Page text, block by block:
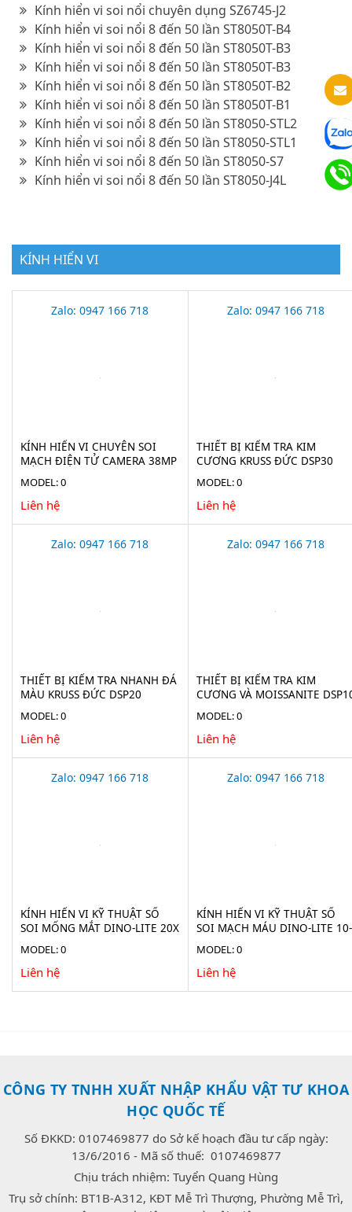
Kính hiển vi soi nổi chuyên dụng SZ6745-J2
Kính hiển vi soi nổi 8 đến 50 lần ST8050T-B4
Kính hiển vi soi nổi 8 đến 50 lần ST8050T-B3
Kính hiển vi soi nổi 8 đến 50 lần ST8050T-B3
Kính hiển vi soi nổi 8 đến 50 lần ST8050T-B2
Kính hiển vi soi nổi 8 đến 50 lần ST8050T-B1
Kính hiển vi soi nổi 8 đến 50 lần ST8050-STL2
Kính hiển vi soi nổi 8 đến 50 lần ST8050-STL1
Kính hiển vi soi nổi 8 đến 50 lần ST8050-S7
Kính hiển vi soi nổi 8 đến 50 lần ST8050-J4L
KÍNH HIỂN VI
Zalo: 0947 166 718
KÍNH HIỂN VI CHUYÊN SOI
MẠCH ĐIỆN TỬ CAMERA 38MP
MODEL: 0
Liên hệ
Zalo: 0947 166 718
THIẾT BỊ KIỂM TRA KIM
CƯƠNG KRUSS ĐỨC DSP30
MODEL: 0
Liên hệ
Zalo: 0947 166 718
THIẾT BỊ KIỂM TRA NHANH ĐÁ
MÀU KRUSS ĐỨC DSP20
MODEL: 0
Liên hệ
Zalo: 0947 166 718
THIẾT BỊ KIỂM TRA KIM
CƯƠNG VÀ MOISSANITE
MODEL: 0
Liên hệ
Zalo: 0947 166 718
KÍNH HIỂN VI KỸ THUẬT SỐ
SOI MỐNG MẮT DINO-LITE 20X
MODEL: 0
Liên hệ
Zalo: 0947 166 718
KÍNH HIỂN VI KỸ THUẬT SỐ
SOI MẠCH MÁU DINO-LITE 10-
MODEL: 0
Liên hệ
CÔNG TY TNHH XUẤT NHẬP KHẨU VẬT TƯ KHOA
HỌC QUỐC TẾ
Số ĐKKD: 0107469877 do Sở kế hoạch đầu tư cấp ngày:
13/6/2016 - Mã số thuế: 0107469877
Chịu trách nhiệm: Tuyển Quang Hùng
Trụ sở chính: BT1B-A312, KĐT Mễ Trì Thượng, Phường Mễ Trì,